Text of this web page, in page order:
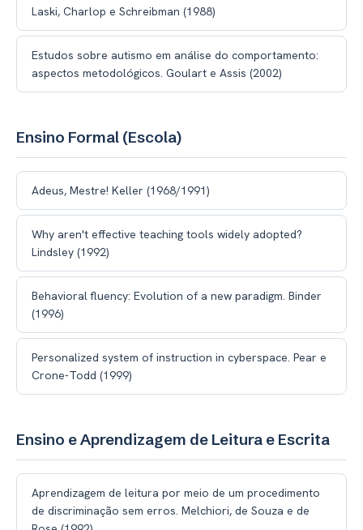
Laski, Charlop e Schreibman (1988)
Estudos sobre autismo em análise do comportamento:
aspectos metodológicos. Goulart e Assis (2002)
Ensino Formal (Escola)
Adeus, Mestre! Keller (1968/1991)
Why aren't effective teaching tools widely adopted?
Lindsley (1992)
Behavioral fluency: Evolution of a new paradigm. Binder
(1996)
Personalized system of instruction in cyberspace. Pear e
Crone-Todd (1999)
Ensino e Aprendizagem de Leitura e Escrita
Aprendizagem de leitura por meio de um procedimento
de discriminação sem erros. Melchiori, de Souza e de